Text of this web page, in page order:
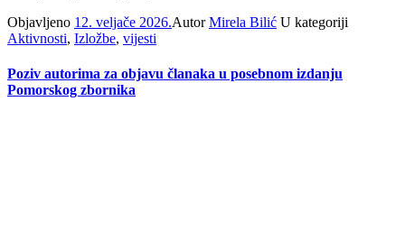
Objavljeno 12. veljače 2026.AutorMirela Bilić U kategoriji
Aktivnosti, Izložbe, vijesti
Poziv autorima za objavu članaka u posebnom izdanju
Pomorskog zbornika